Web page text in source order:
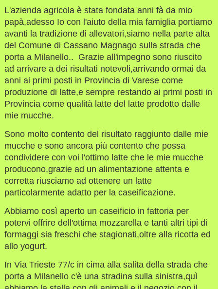
L'azienda agricola è stata fondata anni fà da mio
papà,adesso Io con l'aiuto della mia famiglia portiamo
avanti la tradizione di allevatori,siamo nella parte alta
del Comune di Cassano Magnago sulla strada che
porta a Milanello.. Grazie all'impegno sono riuscito
ad arrivare a dei risultati notevoli,arrivando ormai da
anni ai primi posti in Provincia di Varese come
produzione di latte,e sempre restando ai primi posti in
Provincia come qualità latte del latte prodotto dalle
mie mucche.
Sono molto contento del risultato raggiunto dalle mie
mucche e sono ancora più contento che possa
condividere con voi l'ottimo latte che le mie mucche
producono,grazie ad un alimentazione attenta e
corretta riusciamo ad ottenere un latte
particolarmente adatto per la caseificazione.
Abbiamo così aperto un caseificio in fattoria per
potervi offrire dell'ottima mozzarella e tanti altri tipi di
formaggi sia freschi che stagionati,oltre alla ricotta ed
allo yogurt.
In Via Trieste 77/c in cima alla salita della strada che
porta a Milanello c'è una stradina sulla sinistra,quì